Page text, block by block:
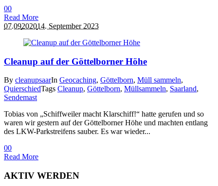
00
Read More
07.09202014. September 2023
Cleanup auf der Göttelborner Höhe
By cleanupsaarIn Geocaching, Göttelborn, Müll sammeln,
QuierschiedTags Cleanup, Göttelborn, Müllsammeln, Saarland,
Sendemast
Tobias von „Schiffweiler macht Klarschiff!“ hatte gerufen und so
waren wir gestern auf der Göttelborner Höhe und machten entlang
des LKW-Parkstreifens sauber. Es war wieder...
00
Read More
AKTIV WERDEN